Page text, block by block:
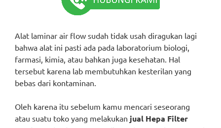
Alat laminar air flow sudah tidak usah diragukan lagi
bahwa alat ini pasti ada pada laboratorium biologi,
farmasi, kimia, atau bahkan juga kesehatan. Hal
tersebut karena lab membutuhkan kesterilan yang
bebas dari kontaminan.
Oleh karena itu sebelum kamu mencari seseorang
atau suatu toko yang melakukan jual Hepa Filter